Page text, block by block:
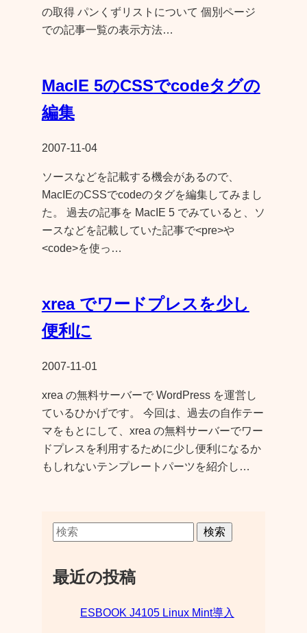
の取得 パンくずリストについて 個別ページ
での記事一覧の表示方法…
MacIE 5のCSSでcodeタグの
編集
2007-11-04
ソースなどを記載する機会があるので、
MacIEのCSSでcodeのタグを編集してみまし
た。 過去の記事を MacIE 5 でみていると、ソ
ースなどを記載していた記事で<pre>や
<code>を使っ…
xrea でワードプレスを少し
便利に
2007-11-01
xrea の無料サーバーで WordPress を運営し
ているひかげです。 今回は、過去の自作テー
マをもとにして、xrea の無料サーバーでワー
ドプレスを利用するために少し便利になるか
もしれないテンプレートパーツを紹介し…
検索
最近の投稿
ESBOOK J4105 Linux Mint導入